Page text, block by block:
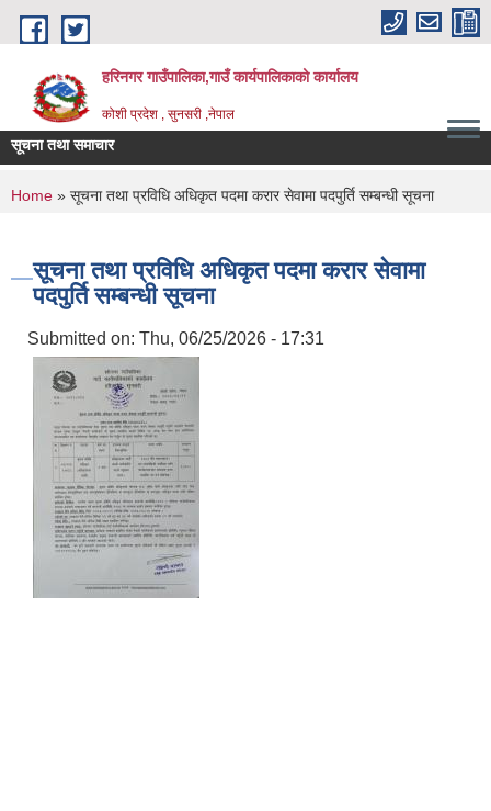
Skip to main content
हरिनगर गाउँपालिका,गाउँ कार्यपालिकाको कार्यालय
कोशी प्रदेश , सुनसरी ,नेपाल
सूचना तथा समाचार
You are here
Home » सूचना तथा प्रविधि अधिकृत पदमा करार सेवामा पदपुर्ति सम्बन्धी सूचना
सूचना तथा प्रविधि अधिकृत पदमा करार सेवामा
पदपुर्ति सम्बन्धी सूचना
Submitted on: Thu, 06/25/2026 - 17:31